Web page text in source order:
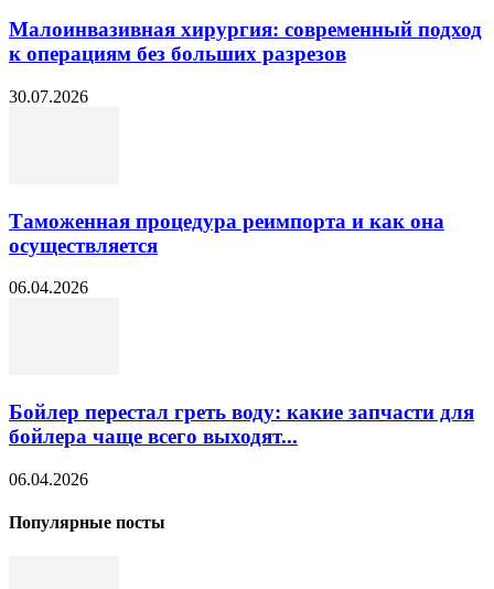
Малоинвазивная хирургия: современный подход
к операциям без больших разрезов
30.07.2026
Таможенная процедура реимпорта и как она
осуществляется
06.04.2026
Бойлер перестал греть воду: какие запчасти для
бойлера чаще всего выходят...
06.04.2026
Популярные посты